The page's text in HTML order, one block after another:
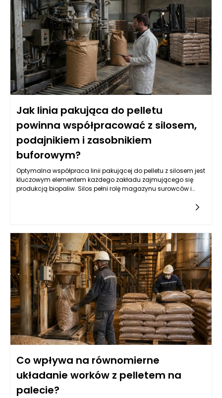
Jak linia pakująca do pelletu
powinna współpracować z silosem,
podajnikiem i zasobnikiem
buforowym?
Optymalna współpraca linii pakującej do pelletu z silosem jest
kluczowym elementem każdego zakładu zajmującego się
produkcją biopaliw. Silos pełni rolę magazynu surowców i
produkcji. Właściwa konstrukcja silosu, w tym jego pojemność
oraz system wentylacji, ma ogromny wpływ na jakość
składowanych pelletów. Wydajność linii pakującej będzie
bowiem zależna od regularności i szybkości dostarczania
surowców. Kluczowym elementem w tym współdziałaniu są
systemy wyciągu, które powinny skutecznie transportować
pellet z silosu do następnego etapu produkcji, minimalizując
jednocześnie utratę materiału i zapewniając odpowiedni
poziom ciśnienia.
Co wpływa na równomierne
układanie worków z pelletem na
palecie?